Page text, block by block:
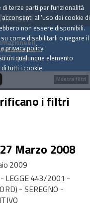
Ministri
e il
economica
a oggi
i filtri
Marzo 2008
2009
LEGGE 443/2001 -
- SEREGNO -
Mostra filtri
terze parti per funzionalità
all'uso dei cookie di
non essere disponibili.
come disabilitarli o negare il
privacy policy.
un qualunque elemento
tutti i cookie.